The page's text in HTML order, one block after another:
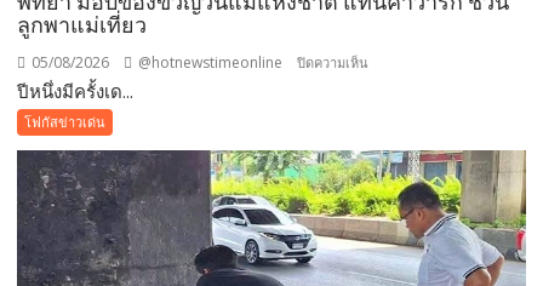
ลูกพาแม่เที่ยว
05/08/2026 @hotnewstimeonline ปิดความเห็น
ครั้ง
เดียว!
12
สิงหาคม
แม่
ปีหนึ่งมีครั้งเด...
โฟกัสข่าวเด่น